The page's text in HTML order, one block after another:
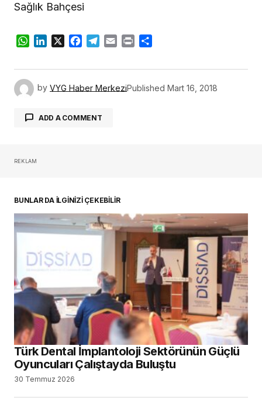
Sağlık Bahçesi
WhatsApp
LinkedIn
X Facebook
Telegram
Email Print
by VYG Haber MerkeziPublished Mart 16, 2018
ADD A COMMENT
REKLAM
BUNLAR DA İLGİNİZİ ÇEKEBİLİR
Türk Dental İmplantoloji Sektörünün Güçlü
Oyuncuları Çalıştayda Buluştu
30 Temmuz 2026